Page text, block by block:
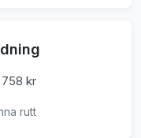
758 kr
rutt